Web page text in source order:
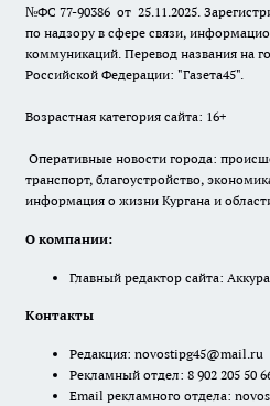
№ФС 77-90386 от 25.11.2025.
по надзору в сфере связи,
коммуникаций. Перевод названия на
Российской Федерации: "Газета45".
Возрастная категория сайта: 16+
Оперативные новости города:
транспорт, благоустройство,
информация о жизни Кургана и
О компании:
Главный редактор сайта:
Контакты
Редакция: novostipg45@mail.ru
Рекламный отдел: 8 902 205 50
Email рекламного отдела: